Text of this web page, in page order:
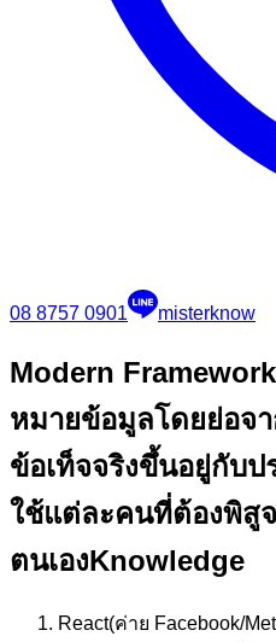
08 8757 0901 misterknow
Modern
หมายข้อมูลโดยย่อจ
ข้อเท็จจริงขึ้นอยู่กับ
ใช้แต่ละคนที่ต้องพิสู
ตนเองKnowledge
React(ค่าย Facebook/